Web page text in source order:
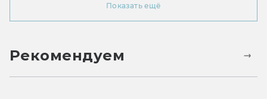
Показать ещё
Рекомендуем